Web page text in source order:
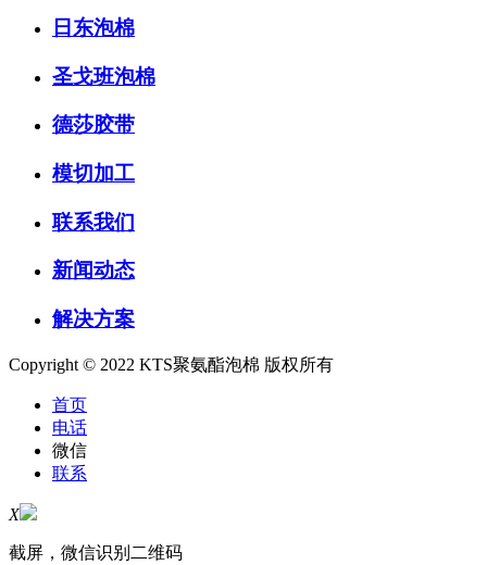
日东泡棉
圣戈班泡棉
德莎胶带
模切加工
联系我们
新闻动态
解决方案
Copyright © 2022 KTS聚氨酯泡棉 版权所有
首页
电话
微信
联系
X
截屏，微信识别二维码